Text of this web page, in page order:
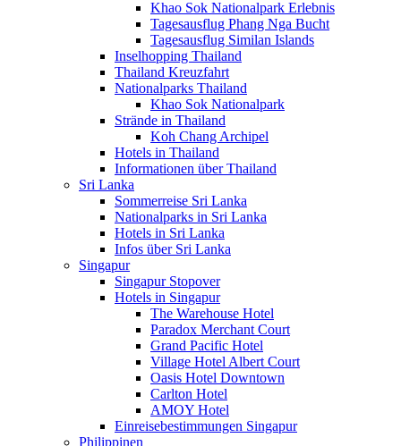
Khao Sok Nationalpark Erlebnis
Tagesausflug Phang Nga Bucht
Tagesausflug Similan Islands
Inselhopping Thailand
Thailand Kreuzfahrt
Nationalparks Thailand
Khao Sok Nationalpark
Strände in Thailand
Koh Chang Archipel
Hotels in Thailand
Informationen über Thailand
Sri Lanka
Sommerreise Sri Lanka
Nationalparks in Sri Lanka
Hotels in Sri Lanka
Infos über Sri Lanka
Singapur
Singapur Stopover
Hotels in Singapur
The Warehouse Hotel
Paradox Merchant Court
Grand Pacific Hotel
Village Hotel Albert Court
Oasis Hotel Downtown
Carlton Hotel
AMOY Hotel
Einreisebestimmungen Singapur
Philippinen